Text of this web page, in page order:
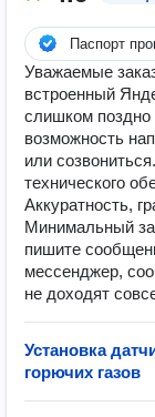
Паспорт
Уважаемые
встроенный
слишком поздно
возможность
или
технического
Аккуратность,
Минимальный
пишите
мессенджер,
не доходят
Установка
горючих газов